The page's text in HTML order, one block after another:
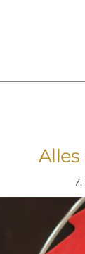
Alles
7.